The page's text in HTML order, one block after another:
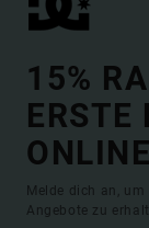
15%
ERSTE
Melde dich an,
Angebote zu